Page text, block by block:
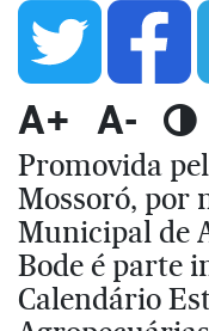
A+ A-
Promovida
Mossoró, por
Municipal de
Bode é parte
Calendário